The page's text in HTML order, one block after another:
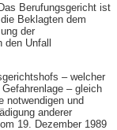
Berufungsgericht ist
Beklagten dem
der
den Unfall
– welcher
– gleich
notwendigen und
anderer
19. Dezember 1989